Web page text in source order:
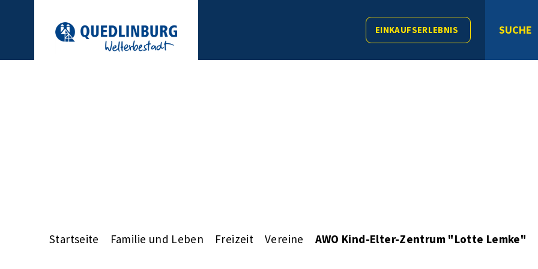
EINKAUFSERLEBNIS SUCHE
Startseite Familie und Leben Freizeit Vereine AWO Kind-Elter-Zentrum "Lotte Lemke"